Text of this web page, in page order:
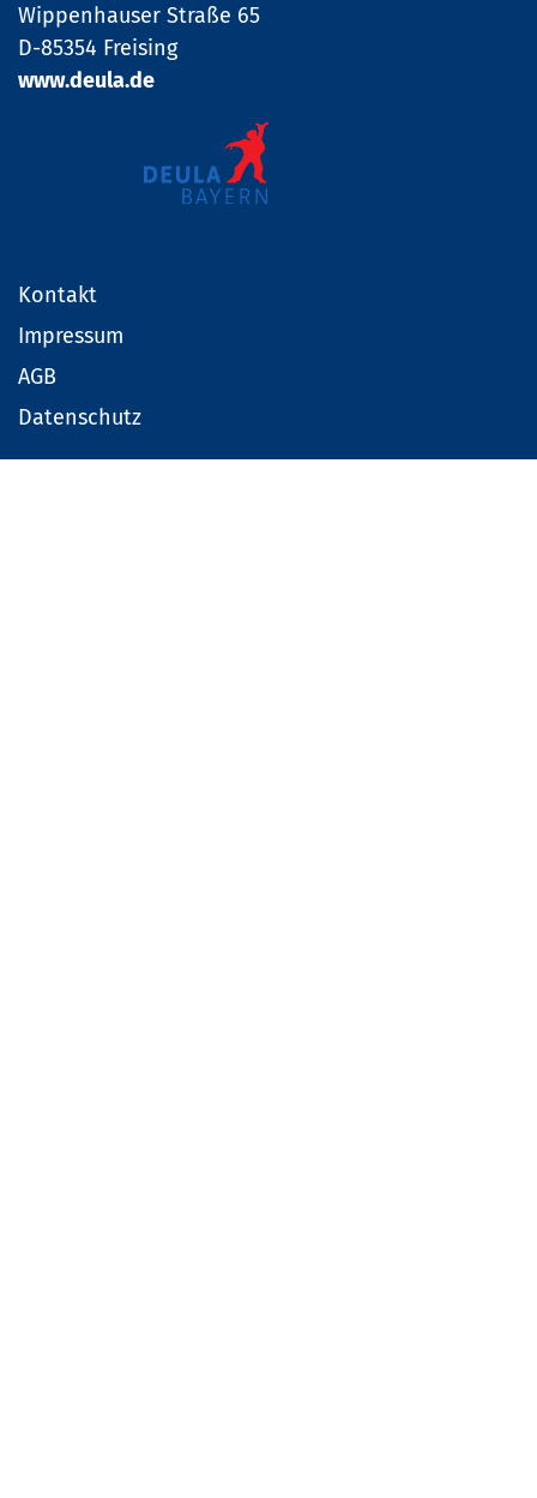
Wippenhauser Straße 65
D-85354 Freising
www.deula.de
Kontakt
Impressum
AGB
Datenschutz